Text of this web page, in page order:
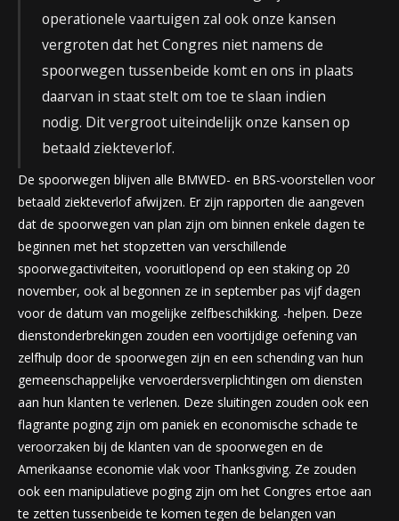
operationele vaartuigen zal ook onze kansen
vergroten dat het Congres niet namens de
spoorwegen tussenbeide komt en ons in plaats
daarvan in staat stelt om toe te slaan indien
nodig. Dit vergroot uiteindelijk onze kansen op
betaald ziekteverlof.
De spoorwegen blijven alle BMWED- en BRS-voorstellen voor
betaald ziekteverlof afwijzen. Er zijn rapporten die aangeven
dat de spoorwegen van plan zijn om binnen enkele dagen te
beginnen met het stopzetten van verschillende
spoorwegactiviteiten, vooruitlopend op een staking op 20
november, ook al begonnen ze in september pas vijf dagen
voor de datum van mogelijke zelfbeschikking. -helpen. Deze
dienstonderbrekingen zouden een voortijdige oefening van
zelfhulp door de spoorwegen zijn en een schending van hun
gemeenschappelijke vervoerdersverplichtingen om diensten
aan hun klanten te verlenen. Deze sluitingen zouden ook een
flagrante poging zijn om paniek en economische schade te
veroorzaken bij de klanten van de spoorwegen en de
Amerikaanse economie vlak voor Thanksgiving. Ze zouden
ook een manipulatieve poging zijn om het Congres ertoe aan
te zetten tussenbeide te komen tegen de belangen van